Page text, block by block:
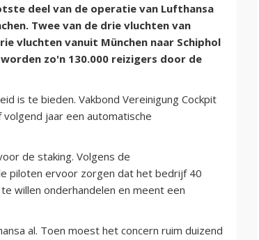
deel van de operatie van Lufthansa
Twee van de drie vluchten van
vluchten vanuit München naar Schiphol
zo'n 130.000 reizigers door de
is te bieden. Vakbond Vereinigung Cockpit
jaar een automatische
de staking. Volgens de
piloten ervoor zorgen dat het bedrijf 40
willen onderhandelen en meent een
al. Toen moest het concern ruim duizend